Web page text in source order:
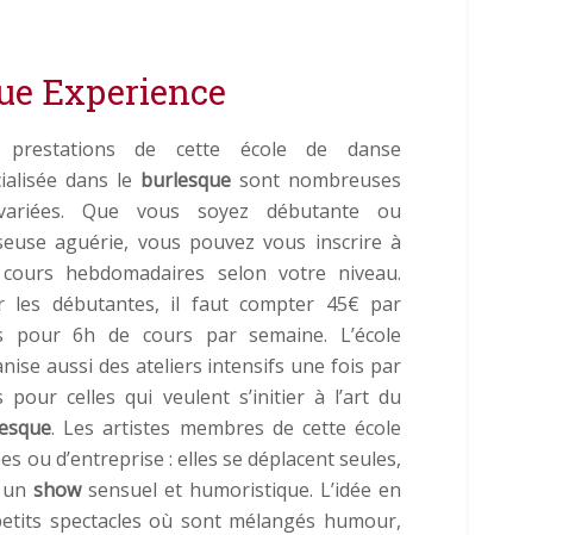
Experience
prestations de cette école de danse
dans le burlesque sont nombreuses
Que vous soyez débutante ou
aguérie, vous pouvez vous inscrire à
hebdomadaires selon votre niveau.
les débutantes, il faut compter 45€ par
pour 6h de cours par semaine. L’école
aussi des ateliers intensifs une fois par
pour celles qui veulent s’initier à l’art du
. Les artistes membres de cette école
ou d’entreprise : elles se déplacent seules,
showsensuel et humoristique. L’idée en
spectacles où sont mélangés humour,